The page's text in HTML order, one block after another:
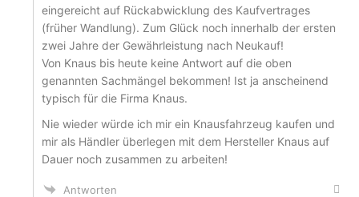
eingereicht auf Rückabwicklung des Kaufvertrages
(früher Wandlung). Zum Glück noch innerhalb der ersten
zwei Jahre der Gewährleistung nach Neukauf!
Von Knaus bis heute keine Antwort auf die oben
genannten Sachmängel bekommen! Ist ja anscheinend
typisch für die Firma Knaus.
Nie wieder würde ich mir ein Knausfahrzeug kaufen und
mir als Händler überlegen mit dem Hersteller Knaus auf
Dauer noch zusammen zu arbeiten!
Antworten